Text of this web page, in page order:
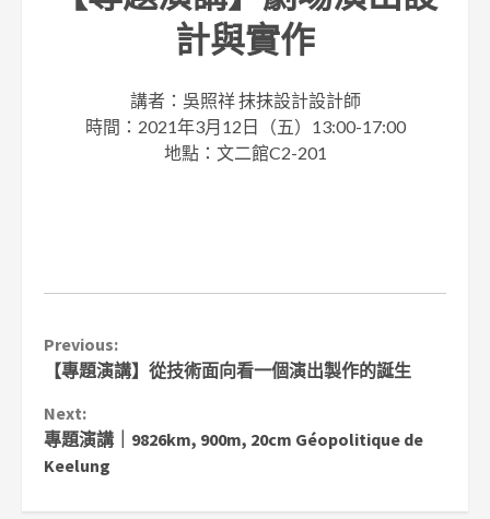
計與實作
講者：吳照祥 抹抹設計設計師
時間：2021年3月12日（五）13:00-17:00
地點：文二館C2-201
Continue
Reading
Previous:
【專題演講】從技術面向看一個演出製作的誕生
Next:
專題演講｜9826km, 900m, 20cm Géopolitique de
Keelung